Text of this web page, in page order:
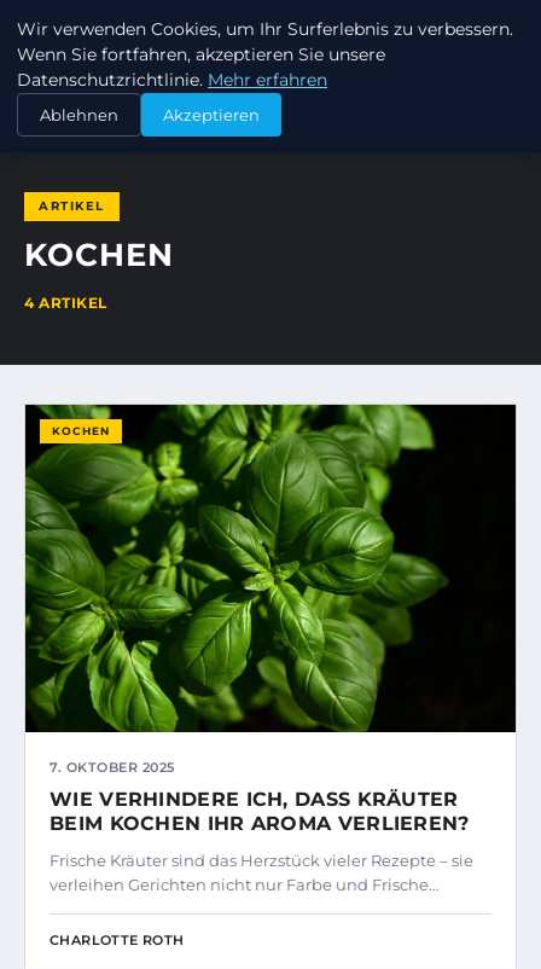
DAVIDCHRISTIAN
STARTSEITE KOCHEN
ARTIKEL
KOCHEN
4 ARTIKEL
KOCHEN
7. OKTOBER 2025
WIE VERHINDERE ICH, DASS KRÄUTER
BEIM KOCHEN IHR AROMA VERLIEREN?
Frische Kräuter sind das Herzstück vieler Rezepte – sie
verleihen Gerichten nicht nur Farbe und Frische…
CHARLOTTE ROTH
Wir verwenden Cookies, um Ihr Surferlebnis zu verbessern.
Wenn Sie fortfahren, akzeptieren Sie unsere
Datenschutzrichtlinie. Mehr erfahren
Ablehnen Akzeptieren